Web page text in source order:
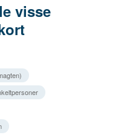
visse